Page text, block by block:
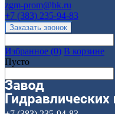
zgm-prom@bk.ru
+7 (383) 235-94-83
Избранное (0) В корзине
Пусто